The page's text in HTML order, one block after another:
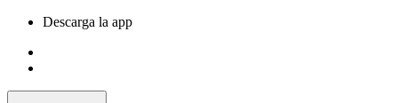
Descarga la app